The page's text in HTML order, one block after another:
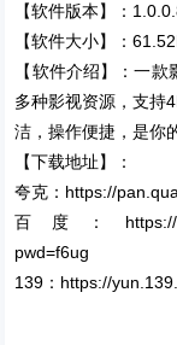
【软件版本】：
【软件大小】：
【软件介绍】：一
多种影视资源，支持
洁，操作便捷，是你
【下载地址】：
夸克：https://
百度：https://
pwd=f6ug
139：https://